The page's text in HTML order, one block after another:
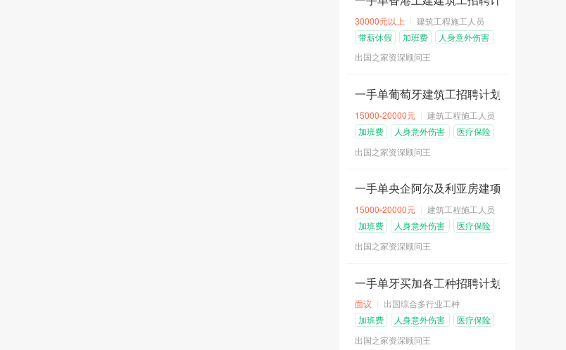
30000元以上
建筑工程施工人员
带薪休假
加班费
人身意外伤害
出国之家资深顾问王
15000-20000元
建筑工程施工人员
加班费
人身意外伤害
医疗保险
出国之家资深顾问王
15000-20000元
建筑工程施工人员
加班费
人身意外伤害
医疗保险
出国之家资深顾问王
面议
出国综合多行业工种
加班费
人身意外伤害
医疗保险
出国之家资深顾问王